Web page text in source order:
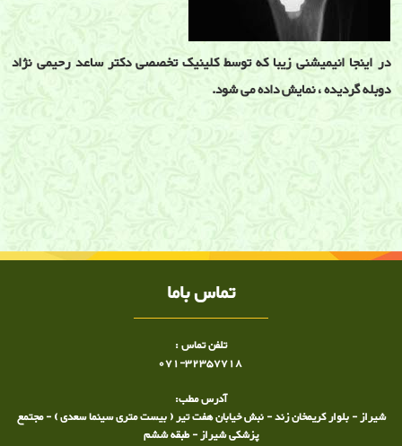
در اینجا انیمیشنی زیبا که توسط کلینیک تخصصی دکتر ساعد رحیمی نژاد
دوبله گردیده ، نمایش داده می شود.
آرتروز زانو ز,انو درد ,ساییدگی زانو ,ساییدگی مفصل, دکتر ساییدگی مفصل, دکتر
زانو درد در شیراز زانو درد شیراز ,تزریق ژل در زانو ,شیراز ,تزریق اوزون در زانو
,تزریق ژل ,تزریق کورتون ,ازن تراپی ,تزریق استروئید در زانو ,ساییدگی مفصل,
تزریق در شیراز کلینیک درد ,کلینیک درد دکتر ساعد رحیمی نژاد ,دکتر ساعد
رحیمی نژاد, کلینیک درد شیراز
تماس باما
تلفن تماس :
071-32357718
آدرس مطب:
شیراز - بلوار کریمخان زند - نبش خیابان هفت تیر ( بیست متری سینما سعدی ) - مجتمع
پزشکی شیراز - طبقه ششم